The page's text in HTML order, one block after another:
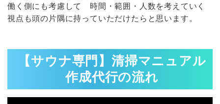
働く側にも考慮して 時間・範囲・人数を考えていく
視点も頭の片隅に持っていただけたらと思います。
【サウナ専門】清掃マニュアル
作成代行の流れ